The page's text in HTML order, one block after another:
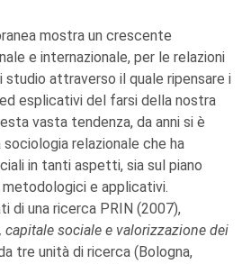
mostra un crescente
e internazionale, per le relazioni
attraverso il quale ripensare i
esplicativi del farsi della nostra
vasta tendenza, da anni si è
relazionale che ha
in tanti aspetti, sia sul piano
e applicativi.
di una ricerca PRIN (2007),
capitale sociale e valorizzazione dei
tre unità di ricerca (Bologna,